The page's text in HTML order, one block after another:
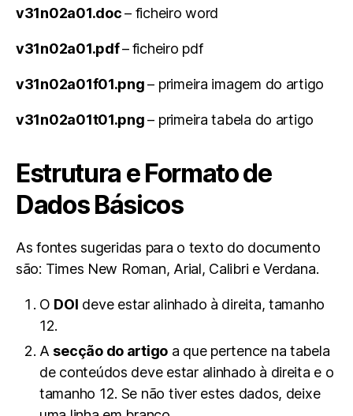
v31n02a01.doc– ficheiro word
v31n02a01.pdf–ficheiro pdf
v31n02a01f01.png– primeira imagem do artigo
v31n02a01t01.png– primeira tabela do artigo
Estrutura e Formato de
Dados Básicos
As fontes sugeridas para o texto do documento
são: Times New Roman, Arial, Calibri e Verdana.
O DOI deve estar alinhado à direita, tamanho
12.
A secção do artigo a que pertence na tabela
de conteúdos deve estar alinhado à direita e o
tamanho 12. Se não tiver estes dados, deixe